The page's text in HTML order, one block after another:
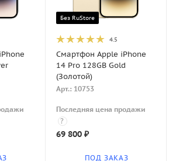
Без RuStore
4.5
Смартфон Apple iPhone
14 Pro 128GB Gold
(Золотой)
Арт.: 10753
Последняя цена продажи
?
69 800₽
ПОД ЗАКАЗ